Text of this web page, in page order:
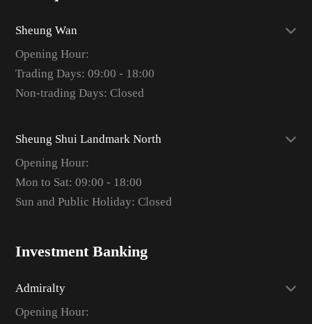
Sheung Wan
Opening Hour:
Trading Days: 09:00 - 18:00
Non-trading Days: Closed
Sheung Shui Landmark North
Opening Hour:
Mon to Sat: 09:00 - 18:00
Sun and Public Holiday: Closed
Investment Banking
Admiralty
Opening Hour: